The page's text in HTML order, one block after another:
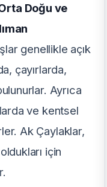
Doğu ve
genellikle açık
çayırlarda,
Ayrıca
ve kentsel
Ak Çaylaklar,
için